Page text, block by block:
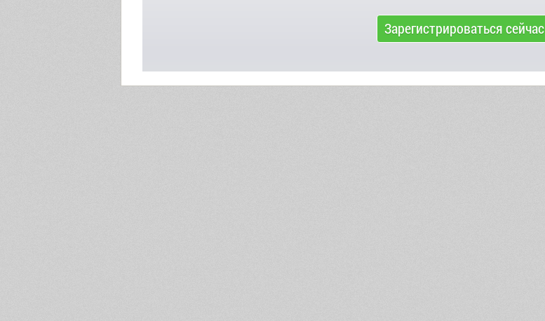
Зарегистрироваться сейчас